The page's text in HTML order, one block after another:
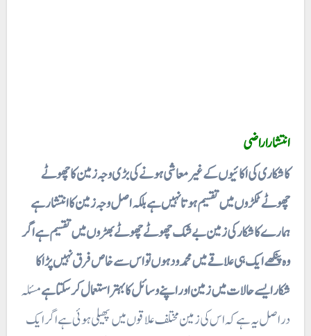
انتشارا راضی
کا شکاری کی اکائیوں کے غیر معاشی ہونے کی بڑی وجہ زمین کا چھوٹے
چھوٹے ٹکڑوں میں تقسیم ہوتا نہیں ہے بلکہ اصل وجہ زمین کا انتشار ہے
ہمارے کا شکار کی زمین بے شک چھوٹے چھوٹے بھڑوں میں تقسیم ہے اگر
وہ پنکھے ایک ہی علاقے میں محمد ود ہوں تو اس سے خاص فرق نہیں پڑا کا
شکار ایسے حالات میں زمین اور اپنے وسائل کا بہتر استعمال کر سکتا ہےمسئلہ
در اصل یہ ہے کہ اس کی زمین مختلف علاقوں میں پھیلی ہوئی ہے اگر ایک